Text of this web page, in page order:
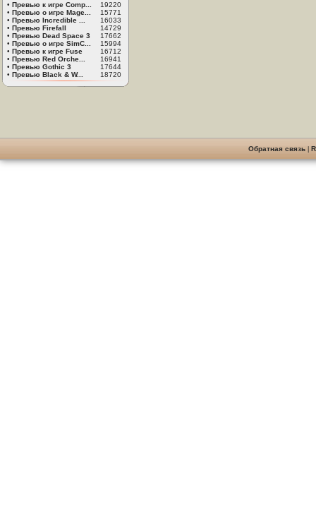
• Превью к игре Comp...
19220
• Превью о игре Mage...
15771
• Превью Incredible ...
16033
• Превью Firefall
14729
• Превью Dead Space 3
17662
• Превью о игре SimC...
15994
• Превью к игре Fuse
16712
• Превью Red Orche...
16941
• Превью Gothic 3
17644
• Превью Black & W... 18720
Обратная связь